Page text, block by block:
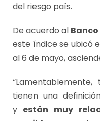
del riesgo país.
De acuerdo al
este índice se ubicó
al 6 de mayo,
tienen una
y están muy